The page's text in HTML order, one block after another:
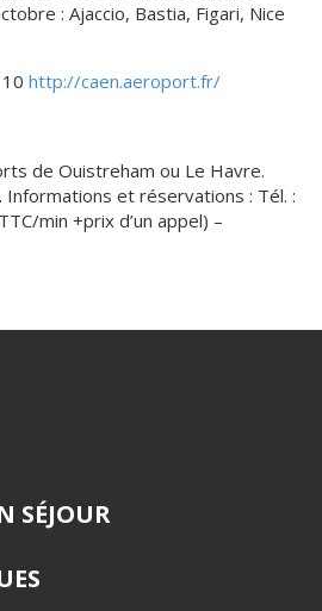
: Ajaccio, Bastia, Figari, Nice
http://caen.aeroport.fr/
de Ouistreham ou Le Havre.
et réservations : Tél. :
min +prix d’un appel) –
SÉJOUR